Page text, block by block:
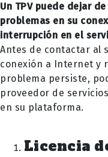
Un TPV puede dejar
problemas en su
interrupción en el
Antes de contactar al
conexión a Internet y
problema persiste,
proveedor de
en su plataforma.
Licencia